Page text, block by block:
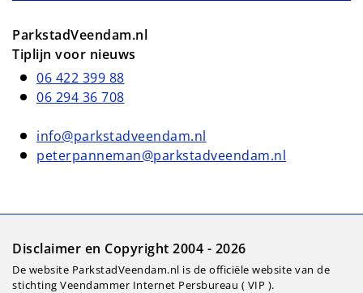
ParkstadVeendam.nl
Tiplijn voor nieuws
06 422 399 88
06 294 36 708
info@parkstadveendam.nl
peterpanneman@parkstadveendam.nl
Disclaimer en Copyright 2004 - 2026
De website ParkstadVeendam.nl is de officiële website van de
stichting Veendammer Internet Persbureau ( VIP ).